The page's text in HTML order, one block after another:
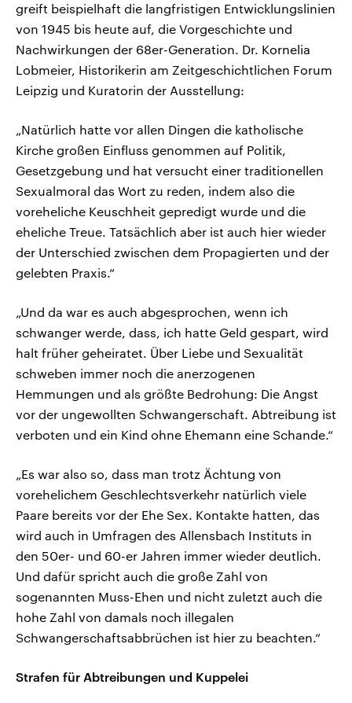
greift beispielhaft die langfristigen Entwicklungslinien
von 1945 bis heute auf, die Vorgeschichte und
Nachwirkungen der 68er-Generation. Dr. Kornelia
Lobmeier, Historikerin am Zeitgeschichtlichen Forum
Leipzig und Kuratorin der Ausstellung:
„Natürlich hatte vor allen Dingen die katholische
Kirche großen Einfluss genommen auf Politik,
Gesetzgebung und hat versucht einer traditionellen
Sexualmoral das Wort zu reden, indem also die
voreheliche Keuschheit gepredigt wurde und die
eheliche Treue. Tatsächlich aber ist auch hier wieder
der Unterschied zwischen dem Propagierten und der
gelebten Praxis.“
„Und da war es auch abgesprochen, wenn ich
schwanger werde, dass, ich hatte Geld gespart, wird
halt früher geheiratet. Über Liebe und Sexualität
schweben immer noch die anerzogenen
Hemmungen und als größte Bedrohung: Die Angst
vor der ungewollten Schwangerschaft. Abtreibung ist
verboten und ein Kind ohne Ehemann eine Schande.“
„Es war also so, dass man trotz Ächtung von
vorehelichem Geschlechtsverkehr natürlich viele
Paare bereits vor der Ehe Sex. Kontakte hatten, das
wird auch in Umfragen des Allensbach Instituts in
den 50er- und 60-er Jahren immer wieder deutlich.
Und dafür spricht auch die große Zahl von
sogenannten Muss-Ehen und nicht zuletzt auch die
hohe Zahl von damals noch illegalen
Schwangerschaftsabbrüchen ist hier zu beachten.“
Strafen für Abtreibungen und Kuppelei